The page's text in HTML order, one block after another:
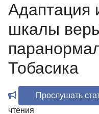
Адаптация
шкалы
Тобасика
Прослушать
чтения